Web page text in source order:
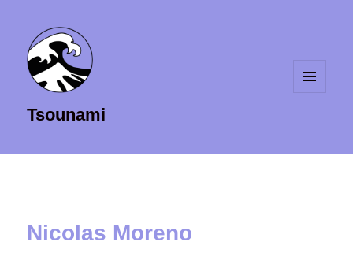
Tsounami
Nicolas Moreno